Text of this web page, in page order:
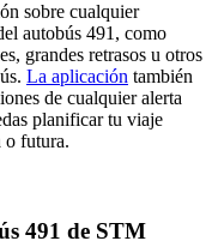
sobre cualquier
autobús 491, como
grandes retrasos u otros
La aplicación también
de cualquier alerta
planificar tu viaje
o futura.
491 de STM